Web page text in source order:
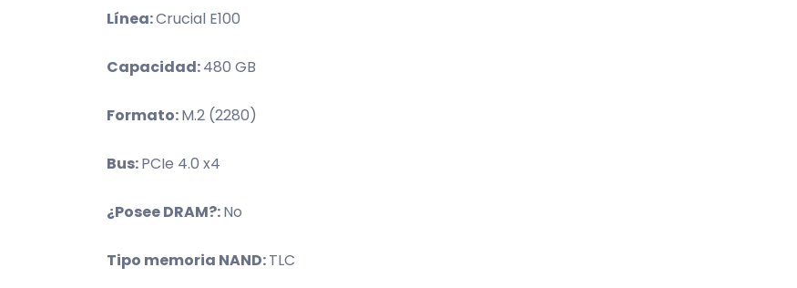
Línea:Crucial E100
Capacidad:480 GB
Formato:M.2 (2280)
Bus:PCIe 4.0 x4
¿Posee DRAM?:No
Tipo memoria NAND:TLC